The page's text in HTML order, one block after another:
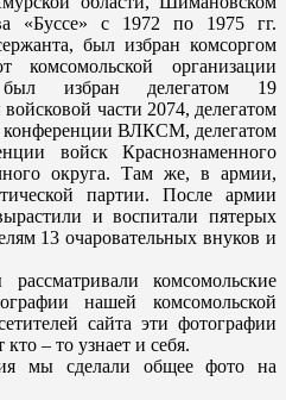
«Буссе» с 1972 по 1975 гг.
был избран комсоргом
организации
был избран делегатом 19
части 2074, делегатом
конференции ВЛКСМ, делегатом
войск Краснознаменного
округа. Там же, в армии,
партии. После армии
и воспитали пятерых
13 очаровательных внуков и
комсомольские
нашей комсомольской
сайта эти фотографии
– то узнает и себя.
мы сделали общее фото на